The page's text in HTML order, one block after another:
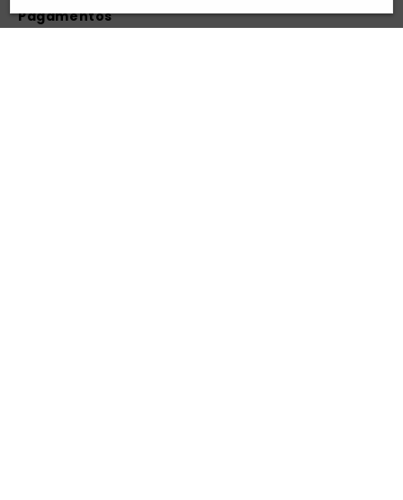
Confira nossa Política de Privacidade.